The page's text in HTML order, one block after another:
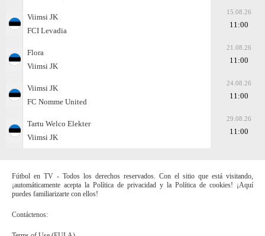
Viimsi JK
FCI Levadia
15.08.26
11:00
Flora
Viimsi JK
21.08.26
11:00
Viimsi JK
FC Nomme United
24.08.26
11:00
Tartu Welco Elekter
Viimsi JK
29.08.26
11:00
Fútbol en TV - Todos los derechos reservados. Con el sitio que está visitando,
¡automáticamente acepta la Política de privacidad y la Política de cookies! ¡Aquí
puedes familiarizarte con ellos!
Contáctenos: